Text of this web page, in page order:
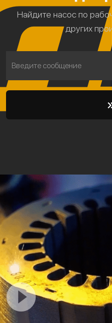
Найдите насос по
других
Введите сообщение